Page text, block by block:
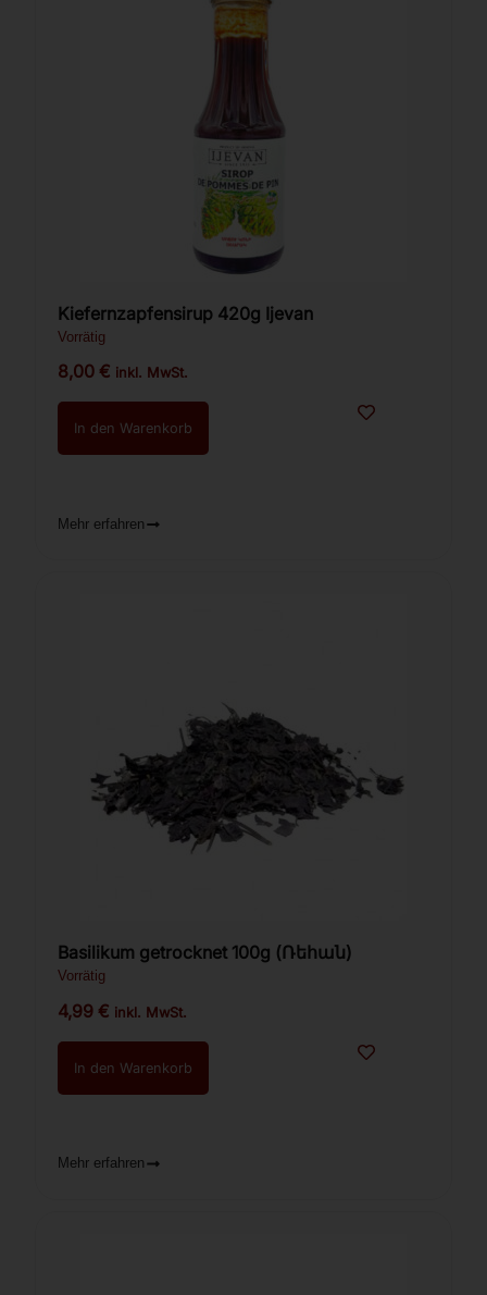
Kiefernzapfensirup 420g Ijevan
Vorrätig
8,00€ inkl. MwSt.
In den Warenkorb
Mehr erfahren
Basilikum getrocknet 100g (Ռեհան)
Vorrätig
4,99€ inkl. MwSt.
In den Warenkorb
Mehr erfahren